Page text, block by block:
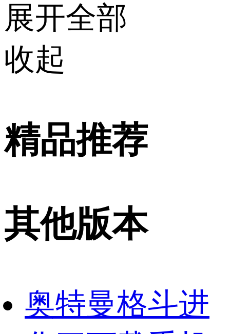
展开全部
收起
精品推荐
其他版本
奥特曼格斗进